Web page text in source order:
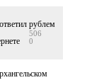
рублем
506
0